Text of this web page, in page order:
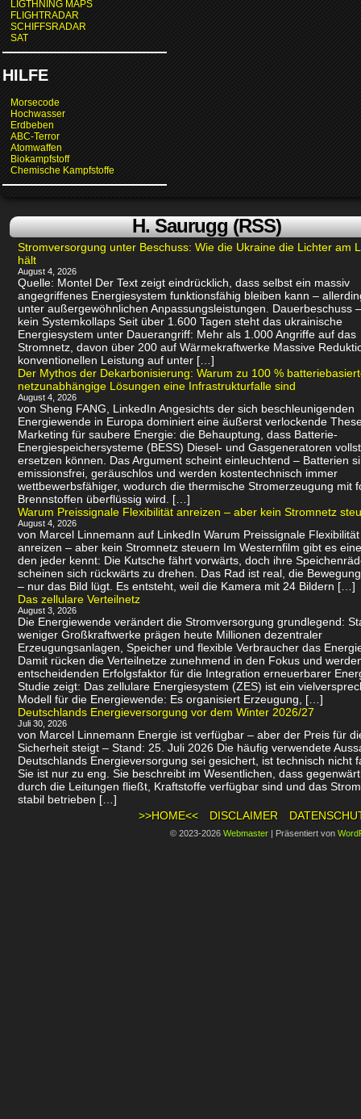
LIGTHNING MAPS
FLIGHTRADAR
SCHIFFSRADAR
SAT
HILFE
Morsecode
Hochwasser
Erdbeben
ABC-Terror
Atomwaffen
Biokampfstoff
Chemische Kampfstoffe
H. Saurugg (RSS)
Stromversorgung unter Beschuss: Wie die Ukraine die Lichter am
hält
August 4, 2026
Quelle: Montel Der Text zeigt eindrücklich, dass selbst ein massiv
angegriffenes Energiesystem funktionsfähig bleiben kann –
unter außergewöhnlichen Anpassungsleistungen. Dauerbeschuss
kein Systemkollaps Seit über 1.600 Tagen steht das ukrainische
Energiesystem unter Dauerangriff: Mehr als 1.000 Angriffe auf das
Stromnetz, davon über 200 auf Wärmekraftwerke Massive
konventionellen Leistung auf unter […]
Der Mythos der Dekarbonisierung: Warum zu 100 %
netzunabhängige Lösungen eine Infrastrukturfalle sind
August 4, 2026
von Sheng FANG, LinkedIn Angesichts der sich beschleunigenden
Energiewende in Europa dominiert eine äußerst verlockende
Marketing für saubere Energie: die Behauptung, dass Batterie-
Energiespeichersysteme (BESS) Diesel- und Gasgeneratoren
ersetzen können. Das Argument scheint einleuchtend – Batterien
emissionsfrei, geräuschlos und werden kostentechnisch immer
wettbewerbsfähiger, wodurch die thermische Stromerzeugung mit
Brennstoffen überflüssig wird. […]
Warum Preissignale Flexibilität anreizen – aber kein Stromnetz
August 4, 2026
von Marcel Linnemann auf LinkedIn Warum Preissignale Flexibilität
anreizen – aber kein Stromnetz steuern Im Westernfilm gibt es
den jeder kennt: Die Kutsche fährt vorwärts, doch ihre
scheinen sich rückwärts zu drehen. Das Rad ist real, die
– nur das Bild lügt. Es entsteht, weil die Kamera mit 24 Bildern […]
Das zellulare Verteilnetz
August 3, 2026
Die Energiewende verändert die Stromversorgung grundlegend:
weniger Großkraftwerke prägen heute Millionen dezentraler
Erzeugungsanlagen, Speicher und flexible Verbraucher das
Damit rücken die Verteilnetze zunehmend in den Fokus und
entscheidenden Erfolgsfaktor für die Integration erneuerbarer
Studie zeigt: Das zellulare Energiesystem (ZES) ist ein
Modell für die Energiewende: Es organisiert Erzeugung, […]
Deutschlands Energieversorgung vor dem Winter 2026/27
Juli 30, 2026
von Marcel Linnemann Energie ist verfügbar – aber der Preis für
Sicherheit steigt – Stand: 25. Juli 2026 Die häufig verwendete
Deutschlands Energieversorgung sei gesichert, ist technisch nicht
Sie ist nur zu eng. Sie beschreibt im Wesentlichen, dass
durch die Leitungen fließt, Kraftstoffe verfügbar sind und das
stabil betrieben […]
>>HOME<<
DISCLAIMER
© 2023-2026 Webmaster | Präsentiert von